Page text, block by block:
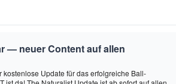
— neuer Content auf allen
kostenlose Update für das erfolgreiche Ball-